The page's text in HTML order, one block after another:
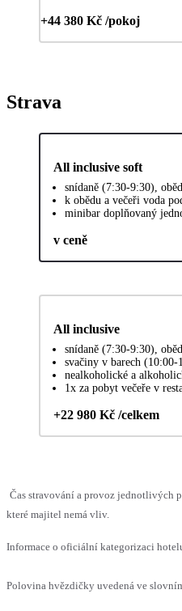
+44 380 Kč /pokoj
Strava
All inclusive soft
snídaně (7:30-9:30),
k obědu a večeři voda
minibar doplňovaný
v ceně
All inclusive
snídaně (7:30-9:30),
svačiny v barech (10:00-
nealkoholické a
1x za pobyt večeře v
+22 980 Kč /celkem
Čas stravování a provoz jednotlivých
které majitel nemá vliv.
Informace o oficiální kategorizaci
Polovina hvězdičky uvedená ve